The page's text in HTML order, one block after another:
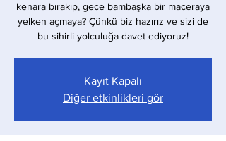
kenara bırakıp, gece bambaşka bir maceraya
yelken açmaya? Çünkü biz hazırız ve sizi de
bu sihirli yolculuğa davet ediyoruz!
Kayıt Kapalı
Diğer etkinlikleri gör